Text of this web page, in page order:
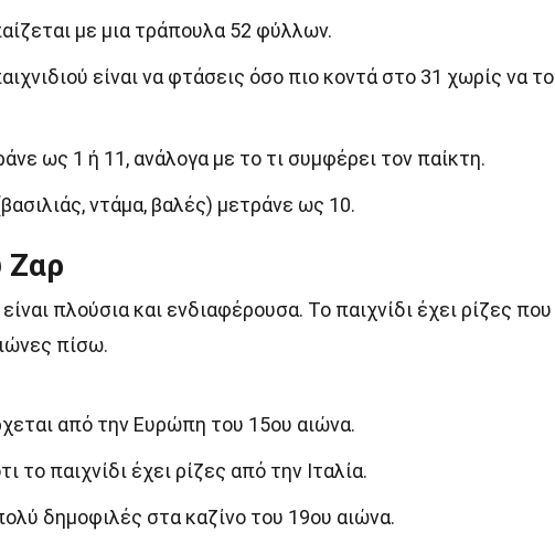
με μια τράπουλα 52 φύλλων.
είναι να φτάσεις όσο πιο κοντά στο 31 χωρίς να το
ως 1 ή 11, ανάλογα με το τι συμφέρει τον παίκτη.
ντάμα, βαλές) μετράνε ως 10.
Ζαρ
πλούσια και ενδιαφέρουσα. Το παιχνίδι έχει ρίζες που
πίσω.
από την Ευρώπη του 15ου αιώνα.
το παιχνίδι έχει ρίζες από την Ιταλία.
δημοφιλές στα καζίνο του 19ου αιώνα.